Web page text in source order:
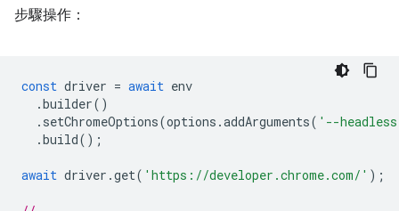
步驟操作：
const driver = await env
.builder()
. setChromeOptions(options .addArguments( '--
.build();
await driver .get( 'https://developer.chrome.com/' );